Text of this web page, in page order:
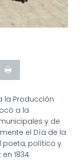
la Producción
a la
y de
el Día de la
poeta, político y
1834.